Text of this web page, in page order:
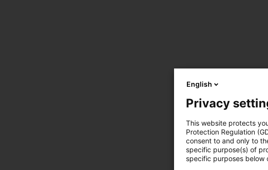
English
Privacy
This website protects
Protection Regulation
consent to and only to
specific purpose(s) of
specific purposes below